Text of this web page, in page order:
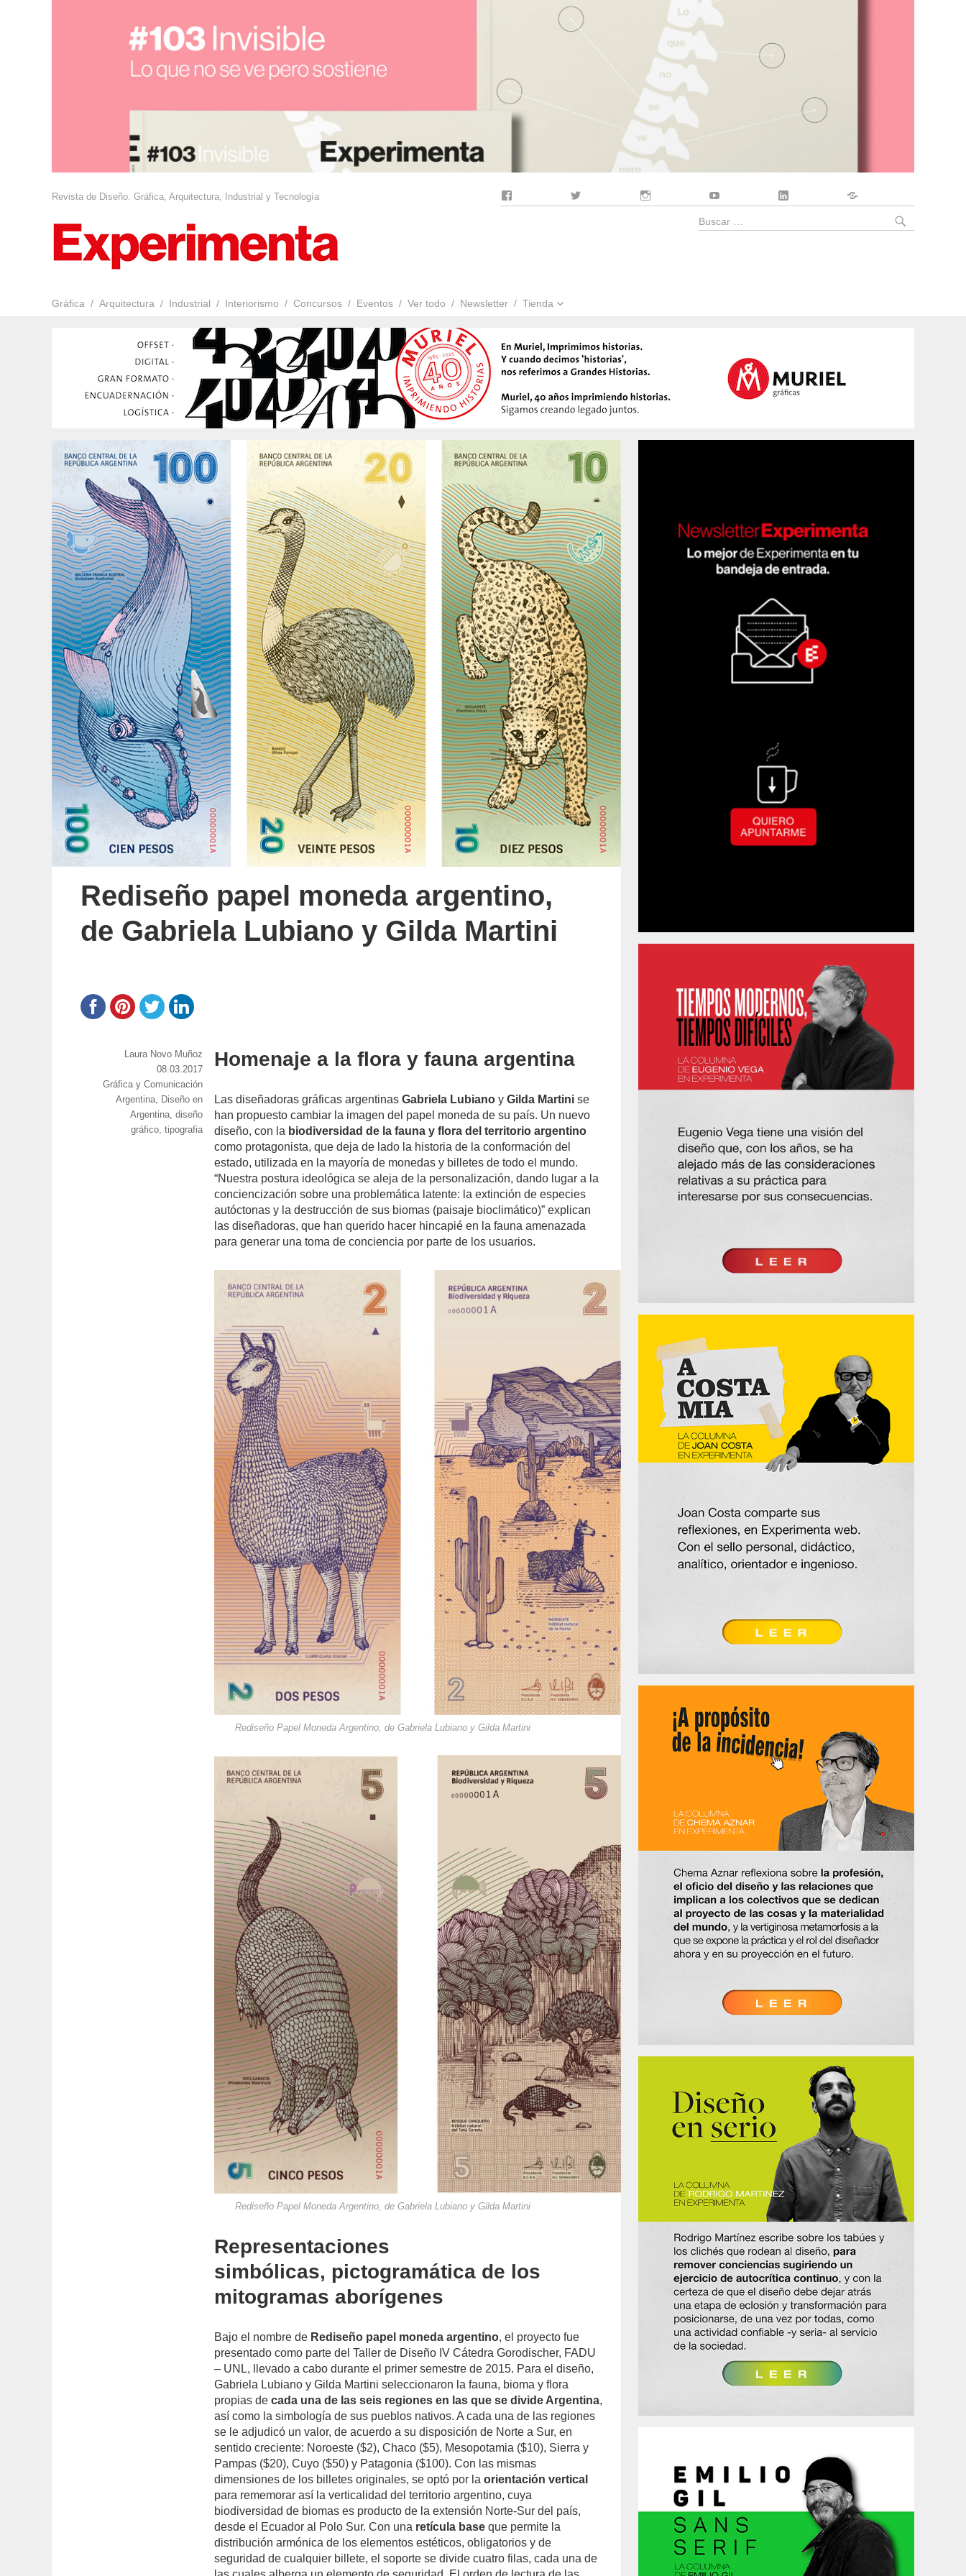
Revista de Diseño. Gráfica, Arquitectura, Industrial y Tecnología
Gráfica Arquitectura Industrial Interiorismo Concursos Eventos Ver todo Newsletter Tienda
Buscar
Rediseño papel moneda argentino,
de Gabriela Lubiano y Gilda Martini
Homenaje a la flora y fauna argentina
Las diseñadoras gráficas argentinasGabriela Lubiano yGilda Martini se
han propuesto cambiar la imagen del papel moneda de su país. Un nuevo
diseño, con la biodiversidad de la fauna y flora del territorio argentino
como protagonista, que deja de lado la historia de la conformación del
estado, utilizada en la mayoría de monedas y billetes de todo el mundo.
“Nuestra postura ideológica se aleja de la personalización, dando lugar a la
conciencización sobre una problemática latente: la extinción de especies
autóctonas y la destrucción de sus biomas (paisaje bioclimático)” explican
las diseñadoras, que han querido hacer hincapié en la fauna amenazada
para generar una toma de conciencia por parte de los usuarios.
Rediseño Papel Moneda Argentino, de Gabriela Lubiano y Gilda Martini
Rediseño Papel Moneda Argentino, de Gabriela Lubiano y Gilda Martini
Representaciones
simbólicas, pictogramática de los
mitogramas aborígenes
Bajo el nombre de Rediseño papel moneda argentino, el proyecto fue
presentado como parte del Taller de Diseño IV Cátedra Gorodischer, FADU
– UNL, llevado a cabo durante el primer semestre de 2015. Para el diseño,
Gabriela Lubiano y Gilda Martini seleccionaron la fauna, bioma y flora
propias decada una de las seis regiones en las que se divide Argentina,
así como la simbología de sus pueblos nativos. A cada una de las regiones
se le adjudicó un valor, de acuerdo a su disposición de Norte a Sur, en
sentido creciente: Noroeste ($2), Chaco ($5), Mesopotamia ($10), Sierra y
Pampas ($20), Cuyo ($50) y Patagonia ($100). Con las mismas
dimensiones de los billetes originales, se optó por laorientación vertical
para rememorar así la verticalidad del territorio argentino, cuya
biodiversidad de biomas es producto de la extensión Norte-Sur del país,
desde el Ecuador al Polo Sur. Con una retícula base que permite la
distribución armónica de los elementos estéticos, obligatorios y de
seguridad de cualquier billete, el soporte se divide cuatro filas, cada una de
https://www.experimenta.es/author/laura-
munoz/
Laura Novo Muñoz
Publicado
el
08.03.2017
Categorías
Gráfica y Comunicación
Etiquetas
Argentina, Diseño en
Argentina,diseño
gráfico,tipografia